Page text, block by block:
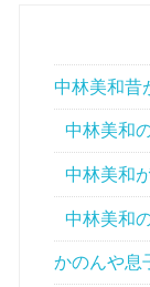
中林美和昔
中林美和
中林美和
中林美和
かのんや息